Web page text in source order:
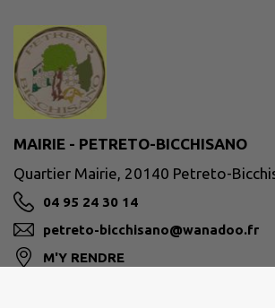
MAIRIE - PETRETO-BICCHISANO
Quartier Mairie, 20140 Petreto-
04 95 24 30 14
petreto-bicchisano@wanadoo.fr
M'Y RENDRE